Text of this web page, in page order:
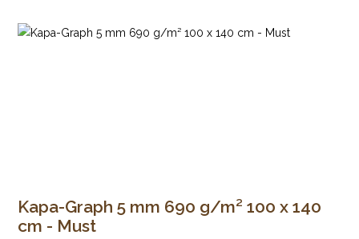
Kapa-Graph 5 mm 690 g/m² 100 x 140
cm - Must